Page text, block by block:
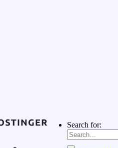
Search for: